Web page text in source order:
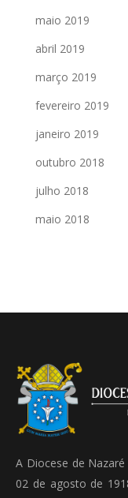
maio 2019
abril 2019
março 2019
fevereiro 2019
janeiro 2019
outubro 2018
julho 2018
maio 2018
A Diocese de
02 de agosto de